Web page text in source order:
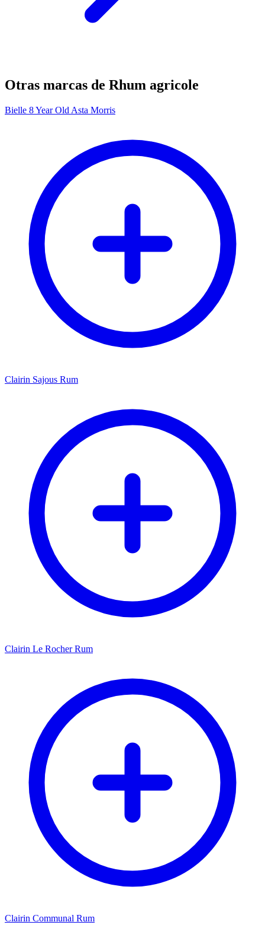
Otras marcas de Rhum agricole
Bielle 8 Year Old Asta Morris
Clairin Sajous Rum
Clairin Le Rocher Rum
Clairin Communal Rum